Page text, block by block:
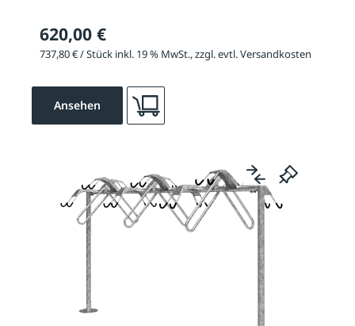
620,00 €
737,80 € / Stück inkl. 19 % MwSt., zzgl. evtl. Versandkosten
Ansehen